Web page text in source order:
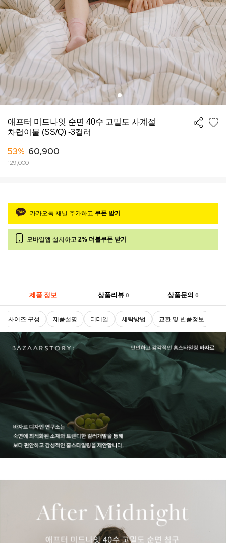
애프터 미드나잇 순면 40수 고밀도 사계절
차렵이불 (SS/Q) -3컬러
53% 60,900
129,000
카카오톡 채널 추가하고 쿠폰 받기
모바일앱 설치하고 2% 더블쿠폰 받기
제품 정보 상품리뷰 0 상품문의0
사이즈·구성 제품설명 디테일 세탁방법 교환 및 반품정보